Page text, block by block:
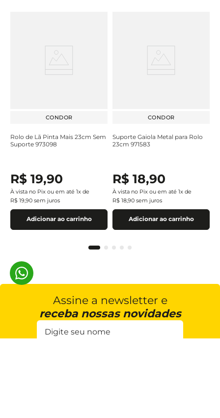
CONDOR
Rolo de Lã Pinta Mais 23cm Sem
Suporte 973098
R$ 19,90
À vista no Pix ou em até 1x de
R$ 19,90 sem juros
Adicionar ao carrinho
CONDOR
Suporte Gaiola Metal para Rolo
23cm 971583
R$ 18,90
À vista no Pix ou em até 1x de
R$ 18,90 sem juros
Adicionar ao carrinho
Assine a newsletter e
receba nossas novidades